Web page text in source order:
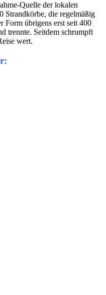
Quelle der lokalen
Strandkörbe, die regelmäßig
Form übrigens erst seit 400
trennte. Seitdem schrumpft
wert.